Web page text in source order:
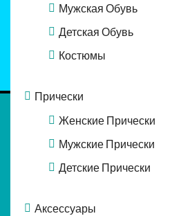
Мужская Обувь
Детская Обувь
Костюмы
Прически
Женские Прически
Мужские Прически
Детские Прически
Аксессуары